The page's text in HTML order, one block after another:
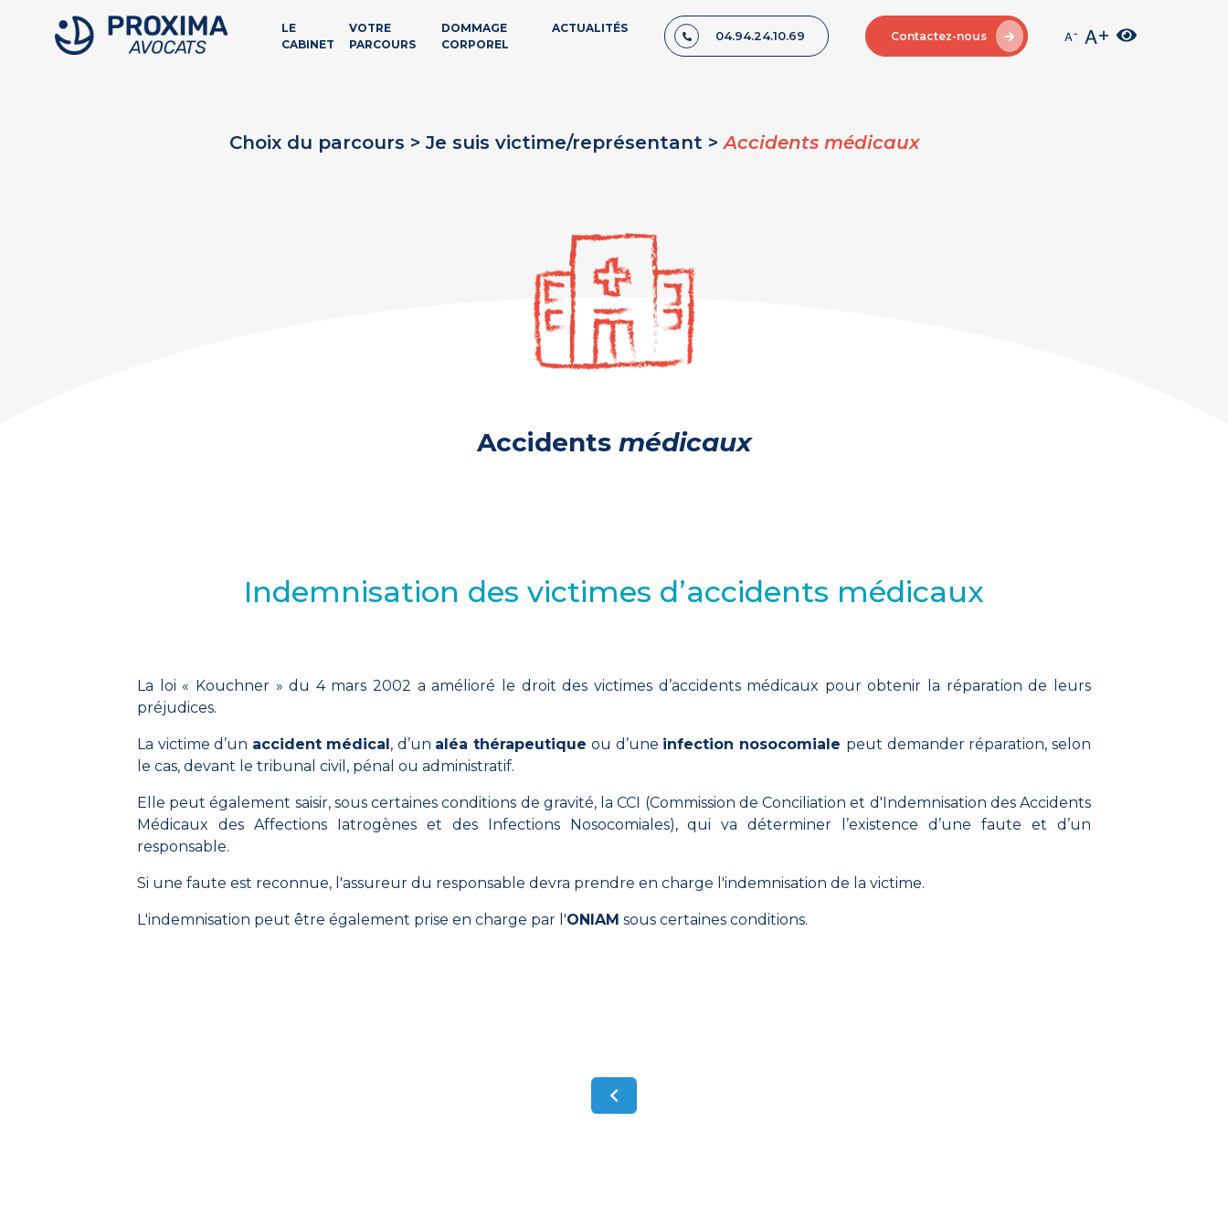
LE
CABINET
VOTRE
PARCOURS
DOMMAGE
CORPOREL
ACTUALITÉS
04.94.24.10.69 Contactez-nous
Choix du parcours >Je suis victime/représentant >Accidents médicaux
Accidentsmédicaux
Indemnisation des victimes d’accidents médicaux
La loi « Kouchner » du 4 mars 2002 a amélioré le droit des victimes d’accidents médicaux pour obtenir la réparation de leurs
préjudices.
La victime d’un accident médical, d’un aléa thérapeutique ou d’une infection nosocomiale peut demander réparation, selon
le cas, devant le tribunal civil, pénal ou administratif.
Elle peut également saisir, sous certaines conditions de gravité, la CCI (Commission de Conciliation et d'Indemnisation des Accidents
Médicaux des Affections Iatrogènes et des Infections Nosocomiales), qui va déterminer l’existence d’une faute et d’un
responsable.
Si une faute est reconnue, l'assureur du responsable devra prendre en charge l'indemnisation de la victime.
L'indemnisation peut être également prise en charge par l'ONIAM sous certaines conditions.